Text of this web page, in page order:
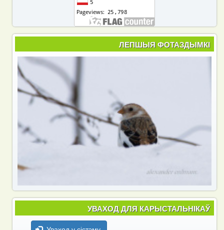
ЛЕПШЫЯ ФОТАЗДЫМКІ
УВАХОД ДЛЯ КАРЫСТАЛЬНІКАЎ